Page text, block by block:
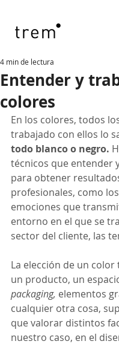
Entender y
colores
4 min de lectura
En los colores, todos
trabajado con ellos lo
todo blanco o negro.
técnicos que entender
para obtener
profesionales, como
emociones que
entorno en el que se
sector del cliente, las
La elección de un
un producto, un
packaging, elementos
cualquier otra cosa,
que valorar distintos
nuestro caso, en el